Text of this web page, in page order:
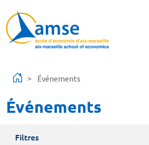
Événements
Événements
Filtres